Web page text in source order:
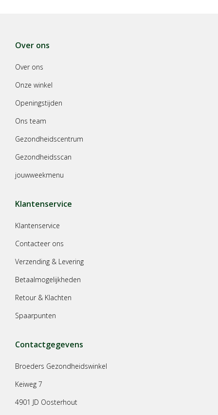
Over ons
Over ons
Onze winkel
Openingstijden
Ons team
Gezondheidscentrum
Gezondheidsscan
jouwweekmenu
Klantenservice
Klantenservice
Contacteer ons
Verzending & Levering
Betaalmogelijkheden
Retour & Klachten
Spaarpunten
Contactgegevens
Broeders Gezondheidswinkel
Keiweg 7
4901 JD Oosterhout